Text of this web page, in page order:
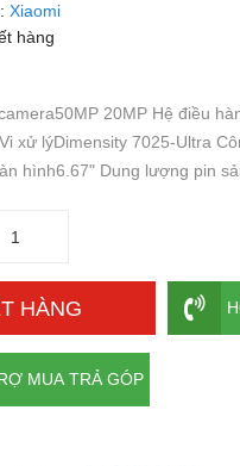
Xiaomi
hàng
20MP Hệ điều
xử lýDimensity 7025-Ultra
hình6.67" Dung lượng pin
HÀNG
MUA TRẢ GÓP